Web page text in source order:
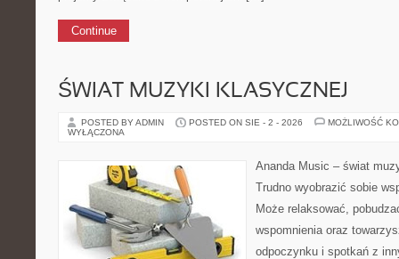
Continue
ŚWIAT MUZYKI KLASYCZNEJ
POSTED BY ADMIN POSTED ON SIE - 2 - 2026
MOŻLIWOŚĆ
WYŁĄCZONA
Ananda Music – świat
Trudno wyobrazić sobie
Może relaksować,
wspomnienia oraz
odpoczynku i spotkań z